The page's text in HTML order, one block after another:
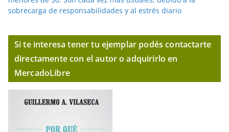
sobrecarga de responsabilidades y al estrés diario
Si te interesa tener tu ejemplar podés contactarte
directamente con el autor o adquirirlo en
MercadoLibre